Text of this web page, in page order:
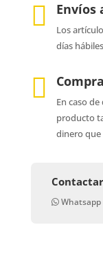
 Envíos
Los
días

En caso
producto
dinero que